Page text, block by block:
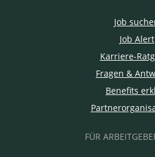
Job
Job Alert
Karriere-
Fragen &
Benefits
FÜR